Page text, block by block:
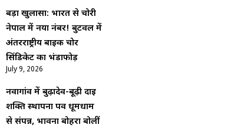
बड़ा खुलासा: भारत से चोरी
नेपाल में नया नंबर! बुटवल में
अंतरराष्ट्रीय बाइक चोर
सिंडिकेट का भंडाफोड़
July 9, 2026
नवागांव में बुढ़ादेव-बूढ़ी दाई
शक्ति स्थापना पर्व धूमधाम
से संपन्न, भावना बोहरा बोलीं